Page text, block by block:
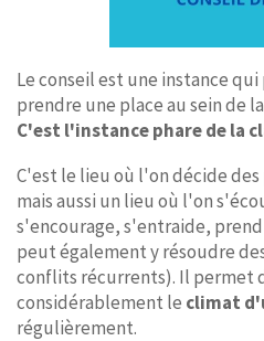
Le conseil est une instance
prendre une place au sein de
C'est l'instance phare de la
C'est le lieu où l'on décide
mais aussi un lieu où l'on
s'encourage, s'entraide,
peut également y résoudre
conflits récurrents). Il permet
considérablement le climat
régulièrement.